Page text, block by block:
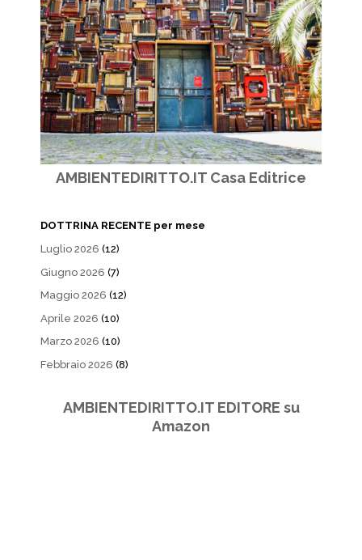
AMBIENTEDIRITTO.IT Casa Editrice
DOTTRINA RECENTE per mese
Luglio 2026 (12)
Giugno 2026 (7)
Maggio 2026 (12)
Aprile 2026 (10)
Marzo 2026 (10)
Febbraio 2026 (8)
AMBIENTEDIRITTO.IT EDITORE su
Amazon